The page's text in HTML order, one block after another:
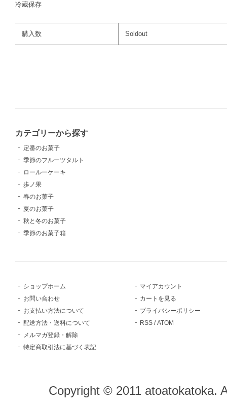
冷蔵保存
購入数 Soldout
カテゴリーから探す
定番のお菓子
季節のフルーツタルト
ロールーケーキ
歩ノ果
春のお菓子
夏のお菓子
秋と冬のお菓子
季節のお菓子箱
ショップホーム
お問い合わせ
お支払い方法について
配送方法・送料について
メルマガ登録・解除
特定商取引法に基づく表記
マイアカウント
カートを見る
プライバシーポリシー
RSS /ATOM
Copyright © 2011 atoatokatoka.